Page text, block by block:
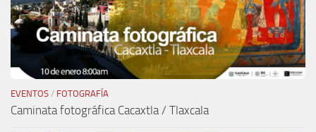
EVENTOS / FOTOGRAFÍA
Caminata fotográfica Cacaxtla / Tlaxcala